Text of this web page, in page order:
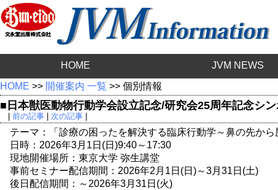
HOME JVM NEWS
HOME >> 開催案内 一覧 >> 個別情報
■日本獣医動物行動学会設立記念/研究会25周年記念シ
前の記事| 次の記事|
テーマ：「診療の困ったを解決する臨床行動学～鼻の先から
日時：2026年3月1日(日)9:40～17:30
現地開催場所：東京大学 弥生講堂
事前セミナー配信期間：2026年2月1日(日)～3月31日(土)
後日配信期間：～2026年3月31日(火)